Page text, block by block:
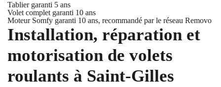
Tablier garanti 5 ans
Volet complet garanti 10 ans
Moteur Somfy garanti 10 ans, recommandé par le réseau Removo
Installation, réparation et
motorisation de volets
roulants à Saint-Gilles